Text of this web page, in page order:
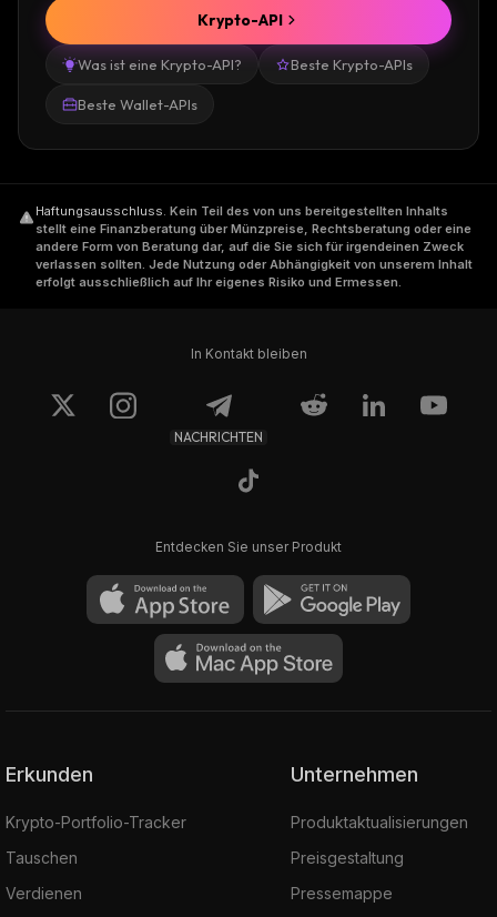
Was ist eine Krypto-API? Beste Krypto-APIs
Beste Wallet-APIs
Krypto-API
Haftungsausschluss. Kein Teil des von uns bereitgestellten Inhalts
stellt eine Finanzberatung über Münzpreise, Rechtsberatung oder eine
andere Form von Beratung dar, auf die Sie sich für irgendeinen Zweck
verlassen sollten. Jede Nutzung oder Abhängigkeit von unserem Inhalt
erfolgt ausschließlich auf Ihr eigenes Risiko und Ermessen.
In Kontakt bleiben
NACHRICHTEN
Entdecken Sie unser Produkt
Erkunden
Krypto-Portfolio-Tracker
Tauschen
Verdienen
Unternehmen
Produktaktualisierungen
Preisgestaltung
Pressemappe